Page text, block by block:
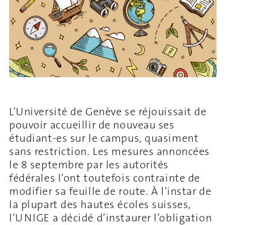
L’Université de Genève se réjouissait de
pouvoir accueillir de nouveau ses
étudiant-es sur le campus, quasiment
sans restriction. Les mesures annoncées
le 8 septembre par les autorités
fédérales l’ont toutefois contrainte de
modifier sa feuille de route. À l’instar de
la plupart des hautes écoles suisses,
l’UNIGE a décidé d’instaurer l’obligation